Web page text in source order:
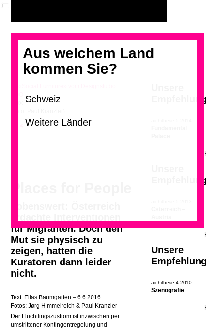
Aus welchem Land
kommen Sie?
«Social Furniture» vom Designstudio EOOS
<
für Migranten. Doch den
Mut sie physisch zu
zeigen, hatten die
Kuratoren dann leider
nicht.
Text: Elias Baumgarten – 6.6.2016
Fotos: Jørg Himmelreich & Paul Kranzler
Der Flüchtlingszustrom ist inzwischen per
umstrittener Kontingentregelung und
Empfehlung
Empfehlung
Unsere
Empfehlung
archithese 4.2010
Szenografie